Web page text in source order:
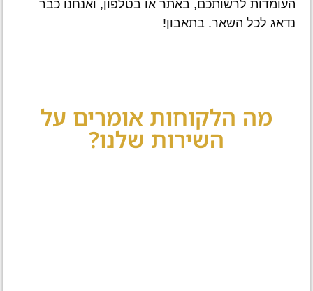
העומדות לרשותכם, באתר או בטלפון, ואנחנו כבר
נדאג לכל השאר. בתאבון!
מה הלקוחות אומרים על
השירות שלנו?